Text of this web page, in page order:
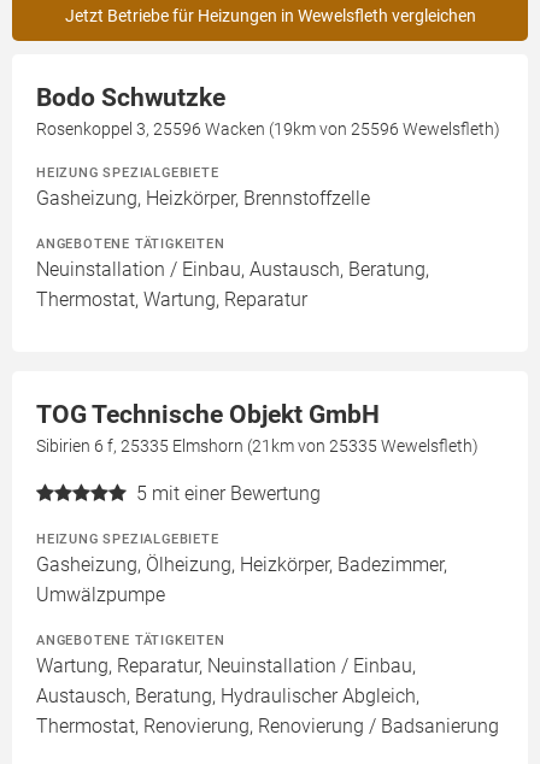
Jetzt Betriebe für Heizungen in Wewelsfleth vergleichen
Bodo Schwutzke
Rosenkoppel 3, 25596 Wacken (19km von 25596 Wewelsfleth)
HEIZUNG SPEZIALGEBIETE
Gasheizung, Heizkörper, Brennstoffzelle
ANGEBOTENE TÄTIGKEITEN
Neuinstallation / Einbau, Austausch, Beratung,
Thermostat, Wartung, Reparatur
TOG Technische Objekt GmbH
Sibirien 6 f, 25335 Elmshorn (21km von 25335 Wewelsfleth)
5 mit einer Bewertung
HEIZUNG SPEZIALGEBIETE
Gasheizung, Ölheizung, Heizkörper, Badezimmer,
Umwälzpumpe
ANGEBOTENE TÄTIGKEITEN
Wartung, Reparatur, Neuinstallation / Einbau,
Austausch, Beratung, Hydraulischer Abgleich,
Thermostat, Renovierung, Renovierung / Badsanierung